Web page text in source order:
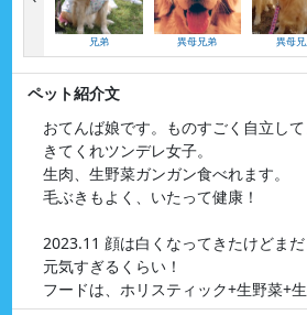
兄弟 異母兄弟 異母
ペット紹介文
おてんば娘です。ものすごく自立し
きてくれツンデレ女子。
生肉、生野菜ガンガン食べれます。
毛ぶきもよく、いたって健康！
2023.11 顔は白くなってきたけどまだ
元気すぎるくらい！
フードは、ホリスティック+生野菜+生